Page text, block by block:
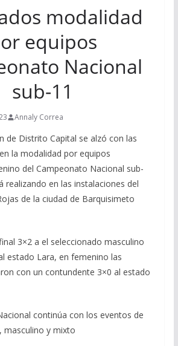
modalidad
equipos
Nacional
sub-11
Annaly Correa
de Distrito Capital se alzó con las
la modalidad por equipos
del Campeonato Nacional sub-
realizando en las instalaciones del
de la ciudad de Barquisimeto
3×2 a el seleccionado masculino
estado Lara, en femenino las
con un contundente 3×0 al estado
continúa con los eventos de
masculino y mixto